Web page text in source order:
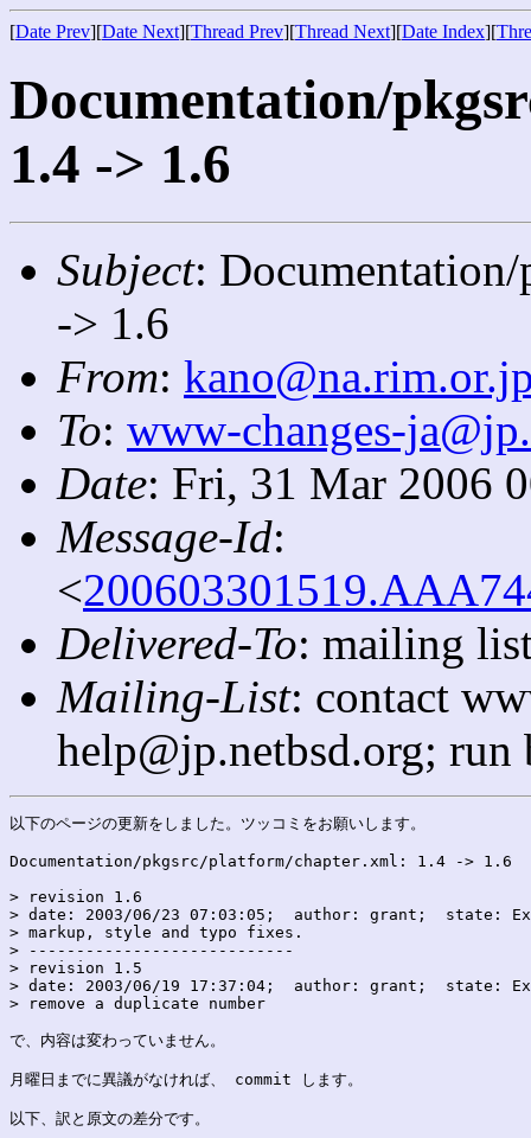
[Date Prev][Date Next][Thread Prev][Thread Next][Date Index][
Documentation/
1.4 -> 1.6
Subject:
-> 1.6
From:
To: www-changes-
Date: Fri, 31 Mar 2006
Message-Id:
<
Delivered-To: mailing
Mailing-List: contact
help@jp.netbsd.org;
以下のページの更新をしました。ツッコミをお願いします。
Documentation/pkgsrc/platform/chapter.xml: 1.4 -> 1.6
> revision 1.6
> date: 2003/06/23 07:03:05;  author: grant;  state:
> markup, style and typo fixes.
> ----------------------------
> revision 1.5
> date: 2003/06/19 17:37:04;  author: grant;  state:
> remove a duplicate number
で、内容は変わっていません。
月曜日までに異議がなければ、 commit します。
以下、訳と原文の差分です。